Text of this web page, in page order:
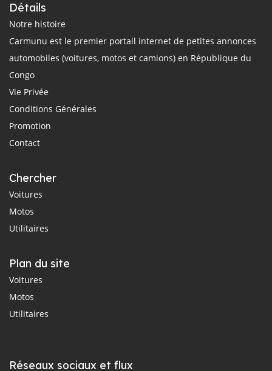
Détails
Notre histoire
Carmunu est le premier portail internet de petites annonces
automobiles (voitures, motos et camions) en République du
Congo
Vie Privée
Conditions Générales
Promotion
Contact
Chercher
Voitures
Motos
Utilitaires
Plan du site
Voitures
Motos
Utilitaires
Réseaux sociaux et flux